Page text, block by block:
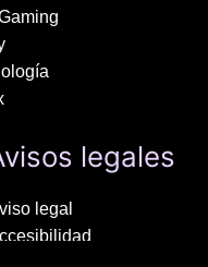
legales
legal